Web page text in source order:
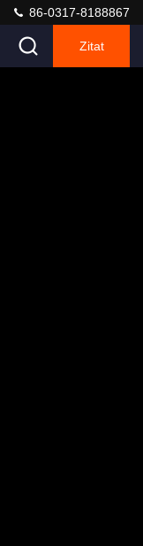
86-0317-8188867
Zitat